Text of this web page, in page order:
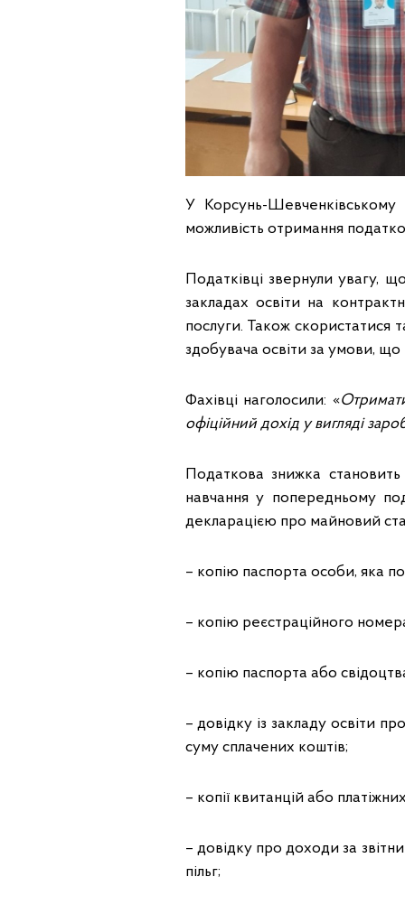
У Корсунь-Шевченківському
можливість отримання
Податківці звернули увагу,
закладах освіти на
послуги. Також скористатися
здобувача освіти за умови,
Фахівці наголосили: «О
офіційний дохід у вигляді
Податкова знижка
навчання у попередньому
декларацією про майновий
– копію паспорта особи, яка
– копію реєстраційного
– копію паспорта або
– довідку із закладу освіти
суму сплачених коштів;
– копії квитанцій або
– довідку про доходи за
пільг;